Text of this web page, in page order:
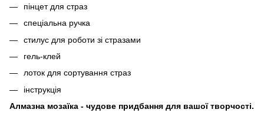
пінцет для страз
спеціальна ручка
стилус для роботи зі стразами
гель-клей
лоток для сортування страз
інструкція
Алмазна мозаїка - чудове придбання для вашої творчості.